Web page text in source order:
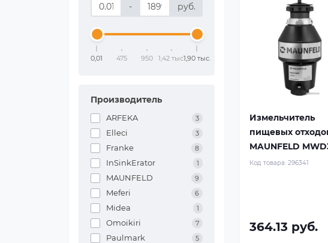
- руб.
0,01 475 950 1,42 тыс.1,90 тыс.
Производитель
ARFEKA 3
Elleci 3
Franke 8
InSinkErator 1
MAUNFELD 9
Meferi 6
Midea 1
Omoikiri 7
Paulmark 5
Измельчитель
пищевых
MAUNFELD
Код товара: 296341
364.13 руб.